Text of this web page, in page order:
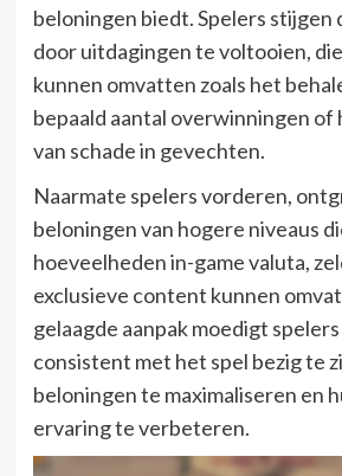
beloningen biedt. Spelers stijgen
door uitdagingen te voltooien,
kunnen omvatten zoals het
bepaald aantal overwinningen
van schade in gevechten.
Naarmate spelers vorderen,
beloningen van hogere niveaus
hoeveelheden in-game valuta,
exclusieve content kunnen
gelaagde aanpak moedigt spelers
consistent met het spel bezig te
beloningen te maximaliseren en
ervaring te verbeteren.